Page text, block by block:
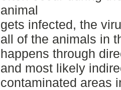
animal
gets infected, the
all of the animals in
happens through
and most likely
contaminated areas